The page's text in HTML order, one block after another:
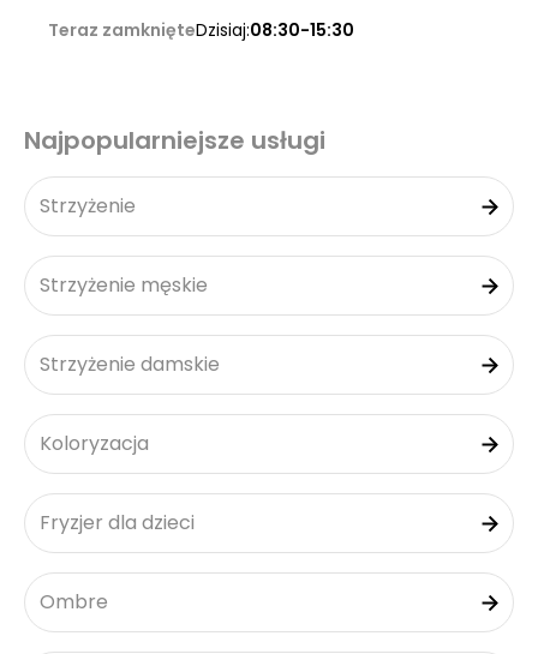
Teraz zamknięteDzisiaj:08:30-15:30
Najpopularniejsze usługi
Strzyżenie
Strzyżenie męskie
Strzyżenie damskie
Koloryzacja
Fryzjer dla dzieci
Ombre